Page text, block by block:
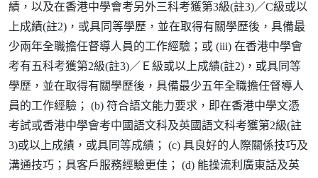
績，以及在香港中學會考另外三科考獲第3級(註3)／C級或以
上成績(註2)，或具同等學歷，並在取得有關學歷後，具備最
少兩年全職擔任督導人員的工作經驗；或 (iii) 在香港中學會
考有五科考獲第2級(註3)／Ｅ級或以上成績(註2)，或具同等
學歷，並在取得有關學歷後，具備最少五年全職擔任督導人
員的工作經驗； (b) 符合語文能力要求，即在香港中學文憑
考試或香港中學會考中國語文科及英國語文科考獲第2級(註
3)或以上成績，或具同等成績； (c) 具良好的人際關係技巧及
溝通技巧；具客戶服務經驗更佳； (d) 能操流利廣東話及英